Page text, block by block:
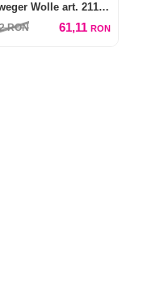
Wolle art. 21100
RON 61,11 RON